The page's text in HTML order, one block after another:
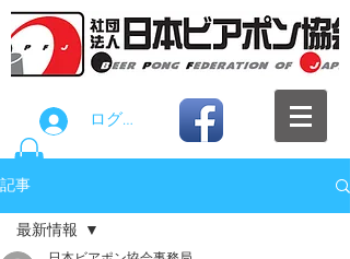
ログイン
記事
最新情報